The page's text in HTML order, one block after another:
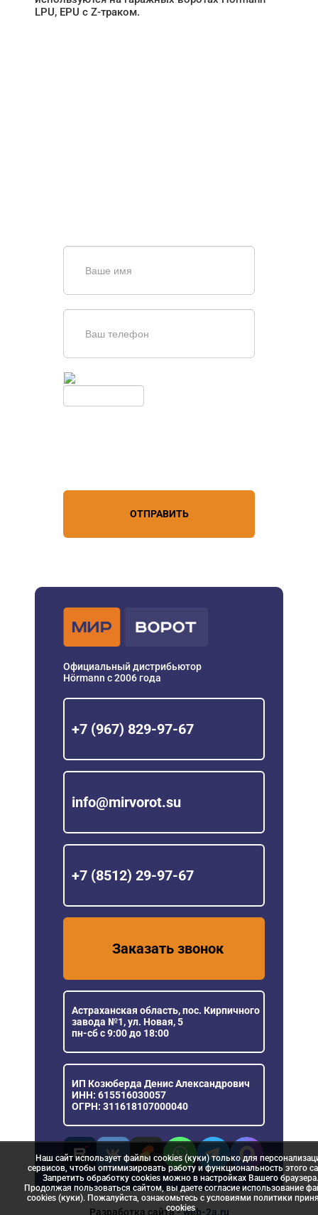
LPU, EPU с Z-траком.
ОТПРАВИТЬ
Официальный дистрибьютор
Hörmann с 2006 года
+7 (967) 829-97-67
info@mirvorot.su
+7 (8512) 29-97-67
Заказать звонок
Астраханская область, пос. Кирпичного
завода №1, ул. Новая, 5
пн-сб с 9:00 до 18:00
ИП Козюберда Денис Александрович
ИНН: 615516030057
ОГРН: 311618107000040
Разработка сайта- web-2a.ru
Наш сайт использует файлы cookies (куки) только для
сервисов, чтобы оптимизировать работу и функциональность этого
Запретить обработку cookies можно в настройках Вашего браузера.
Продолжая пользоваться сайтом, вы даете согласие использование
cookies (куки). Пожалуйста, ознакомьтесь с условиями политики
сookies